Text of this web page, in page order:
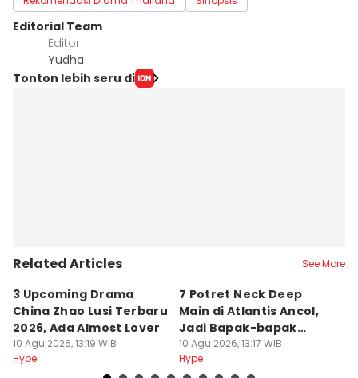
Editorial Team
Editor
Yudha ‎
Tonton lebih seru di
Related Articles See More
3 Upcoming Drama
China Zhao Lusi Terbaru
2026, Ada Almost Lover
10 Agu 2026, 13:19 WIB
Hype
7 Potret Neck Deep
Main di Atlantis Ancol,
Jadi Bapak-bapak
Melokal
10 Agu 2026, 13:17 WIB
Hype